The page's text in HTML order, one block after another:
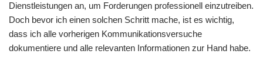
Dienstleistungen an, um Forderungen professionell einzutreiben.
Doch bevor ich einen solchen Schritt mache, ist es wichtig,
dass ich alle vorherigen Kommunikationsversuche
dokumentiere und alle relevanten Informationen zur Hand habe.